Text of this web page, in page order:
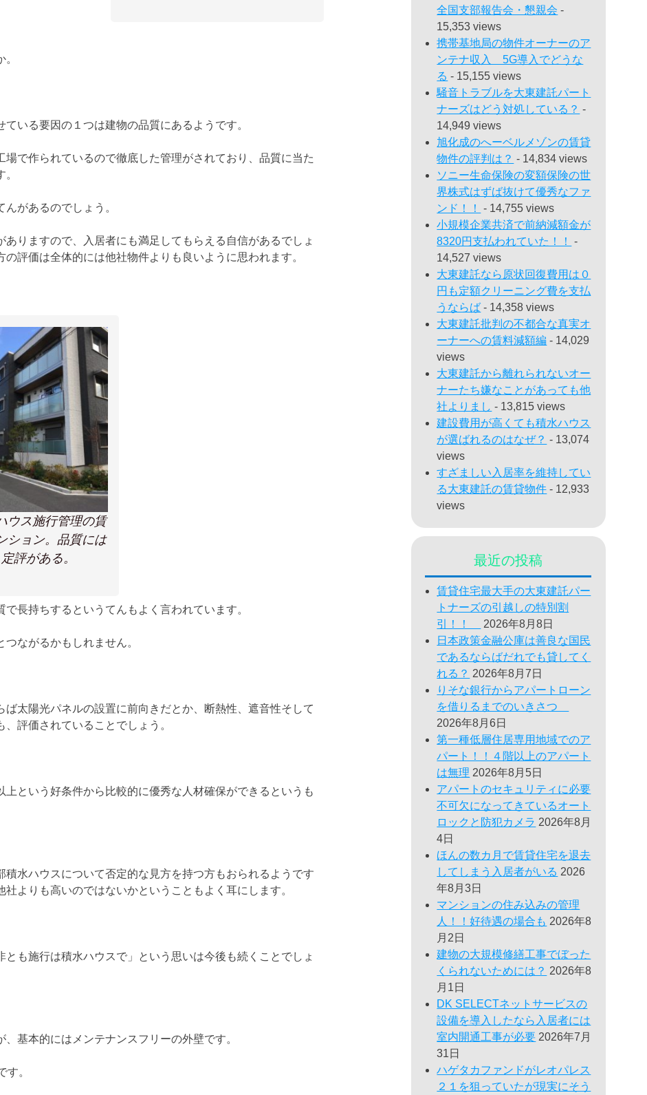
いる要因の１つは建物の品質にあるようです。
で作られているので徹底した管理がされており、品質に当た
があるのでしょう。
りますので、入居者にも満足してもらえる自信があるでしょ
評価は全体的には他社物件よりも良いように思われます。
ウス施行管理の賃
ション。品質には
定評がある。
長持ちするというてんもよく言われています。
ながるかもしれません。
太陽光パネルの設置に前向きだとか、断熱性、遮音性そして
評価されていることでしょう。
という好条件から比較的に優秀な人材確保ができるというも
水ハウスについて否定的な見方を持つ方もおられるようです
よりも高いのではないかということもよく耳にします。
も施行は積水ハウスで」という思いは今後も続くことでしょ
基本的にはメンテナンスフリーの外壁です。
。
全国支部報告会・懇親会 -
15,353 views
携帯基地局の物件オーナーのア
ンテナ収入 5G導入でどうな
る - 15,155 views
騒音トラブルを大東建託パート
ナーズはどう対処している？ -
14,949 views
旭化成のへーベルメゾンの賃貸
物件の評判は？ - 14,834 views
ソニー生命保険の変額保険の世
界株式はずば抜けて優秀なファ
ンド！！
- 14,755 views
小規模企業共済で前納減額金が
8320円支払われていた！！
-
14,527 views
大東建託なら原状回復費用は０
円も定額クリーニング費を支払
うならば - 14,358 views
大東建託批判の不都合な真実オ
ーナーへの賃料減額編 - 14,029
views
大東建託から離れられないオー
ナーたち嫌なことがあっても他
社よりまし - 13,815 views
建設費用が高くても積水ハウス
が選ばれるのはなぜ？ - 13,074
views
すざましい入居率を維持してい
る大東建託の賃貸物件 - 12,933
views
最近の投稿
賃貸住宅最大手の大東建託パー
トナーズの引越しの特別割
引！！
2026年8月8日
日本政策金融公庫は善良な国民
であるならばだれでも貸してく
れる？ 2026年8月7日
りそな銀行からアパートローン
を借りるまでのいきさつ
2026年8月6日
第一種低層住居専用地域でのア
パート！！４階以上のアパート
は無理 2026年8月5日
アパートのセキュリティに必要
不可欠になってきているオート
ロックと防犯カメラ 2026年8月
4日
ほんの数カ月で賃貸住宅を退去
してしまう入居者がいる 2026
年8月3日
マンションの住み込みの管理
人！！好待遇の場合も 2026年8
月2日
建物の大規模修繕工事でぼった
くられないためには？ 2026年8
月1日
DK SELECTネットサービスの
設備を導入したなら入居者には
室内開通工事が必要 2026年7月
31日
ハゲタカファンドがレオパレス
２１を狙っていたが現実にそう